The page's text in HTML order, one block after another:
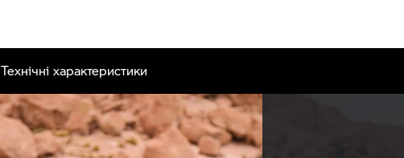
Технічні характеристики